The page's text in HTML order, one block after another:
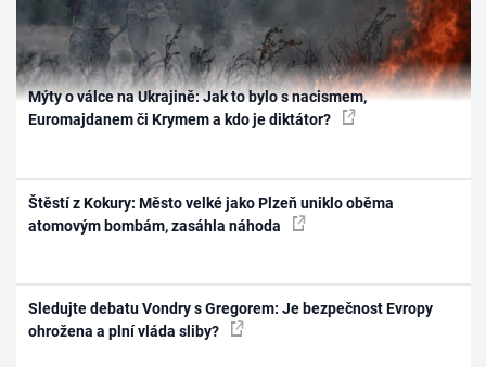
Mýty o válce na Ukrajině: Jak to bylo s nacismem,
Euromajdanem či Krymem a kdo je diktátor?
Štěstí z Kokury: Město velké jako Plzeň uniklo oběma
atomovým bombám, zasáhla náhoda
Sledujte debatu Vondry s Gregorem: Je bezpečnost Evropy
ohrožena a plní vláda sliby?